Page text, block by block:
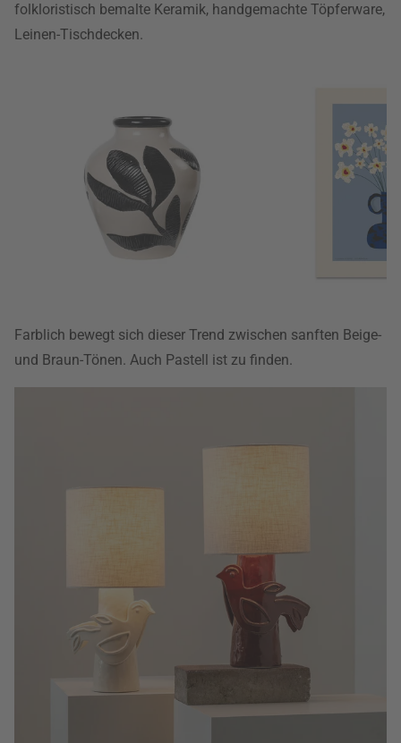
folkloristisch bemalte Keramik, handgemachte Töpferware,
Leinen-Tischdecken.
Farblich bewegt sich dieser Trend zwischen sanften Beige-
und Braun-Tönen. Auch Pastell ist zu finden.